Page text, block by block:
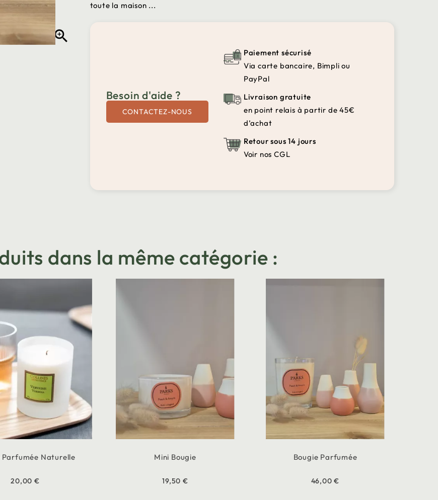

toute la maison ...
Besoin d'aide ?
CONTACTEZ-NOUS
Paiement sécurisé
Via carte bancaire, Bimpli ou
PayPal
Livraison gratuite
en point relais à partir de 45€
d’achat
Retour sous 14 jours
Voir nos CGL
dans la même catégorie :
Parfumée Naturelle
20,00 €
Mini Bougie
19,50 €
Bougie Parfumée
46,00 €